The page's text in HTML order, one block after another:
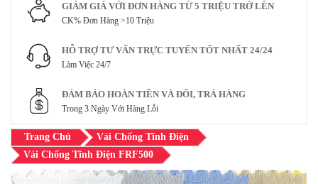
GIẢM GIÁ VỚI ĐƠN HÀNG TỪ 5 TRIỆU TRỞ LÊN
CK% Đơn Hàng >10 Triệu
HỖ TRỢ TƯ VẤN TRỰC TUYẾN TỐT NHẤT 24/24
Làm Việc 24/7
ĐẢM BẢO HOÀN TIỀN VÀ ĐỔI, TRẢ HÀNG
Trong 3 Ngày Với Hàng Lỗi
Trang Chủ
Vải Chống Tĩnh Điện
Vải Chống Tĩnh Điện FRF500